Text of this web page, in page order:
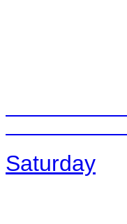
Saturday